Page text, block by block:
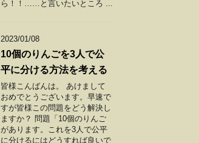
ら！！……と言いたいところ ...
2023/01/08
10個のりんごを3人で公
平に分ける方法を考える
皆様こんばんは。 あけまして
おめでとうございます。早速で
すが皆様この問題をどう解決し
ますか？ 問題「10個のりんご
があります。これを3人で公平
に分けるにはどうすれば良いで